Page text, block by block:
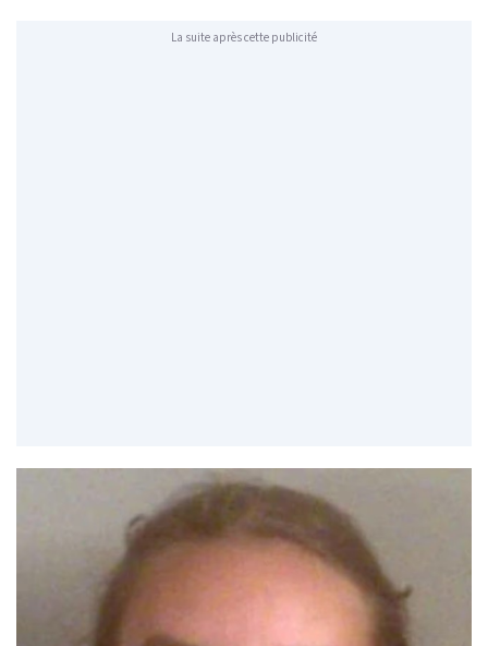
La suite après cette publicité